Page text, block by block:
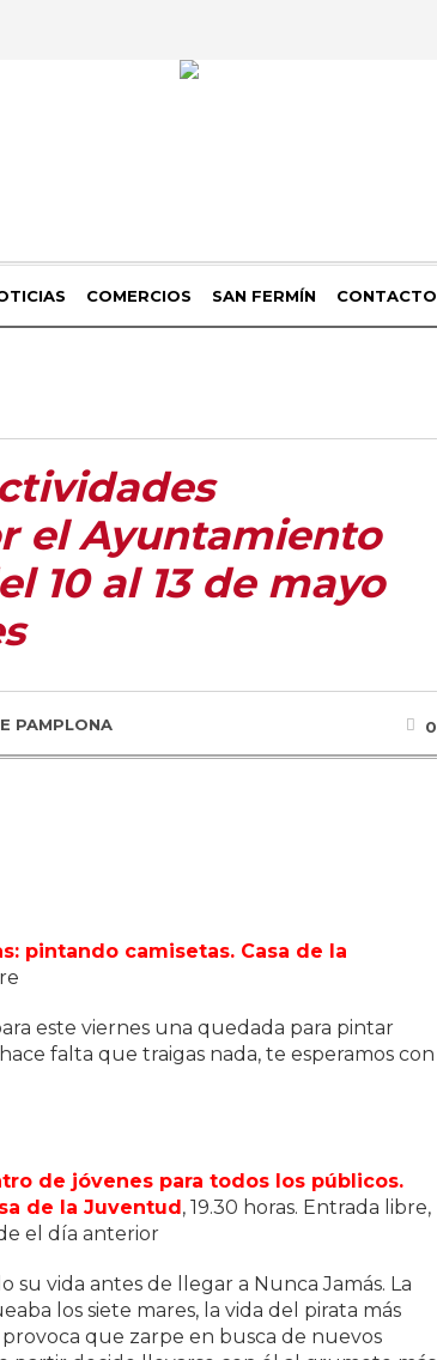
COMERCIOS SAN FERMÍN CONTACTO
el Ayuntamiento
10 al 13 de mayo
PAMPLONA 0
pintando camisetas. Casa de la
este viernes una quedada para pintar
falta que traigas nada, te esperamos con
de jóvenes para todos los públicos.
de la Juventud , 19.30 horas. Entrada libre,
el día anterior
su vida antes de llegar a Nunca Jamás. La
los siete mares, la vida del pirata más
que zarpe en busca de nuevos